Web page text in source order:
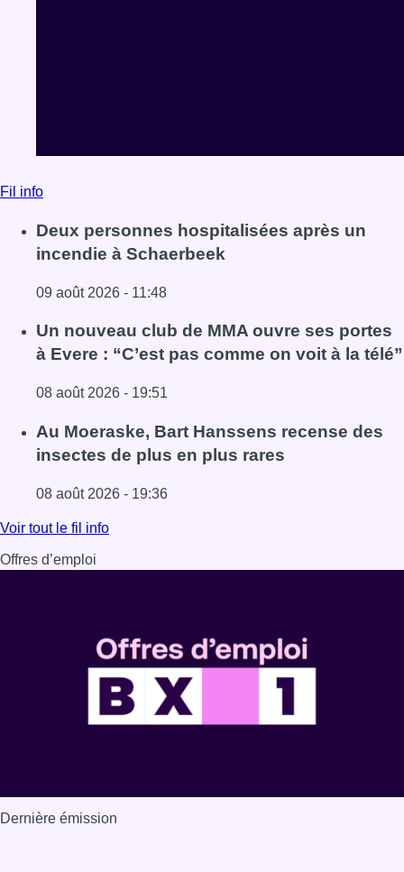
Fil info
Deux personnes hospitalisées après un
incendie à Schaerbeek
09 août 2026 - 11:48
Lire l'article Deux personnes hospitalisées après un
Un nouveau club de MMA ouvre ses portes
à Evere : “C’est pas comme on voit à la télé”
08 août 2026 - 19:51
Lire l'article Un nouveau club de MMA ouvre ses portes à
Au Moeraske, Bart Hanssens recense des
insectes de plus en plus rares
08 août 2026 - 19:36
Lire l'article Au Moeraske, Bart Hanssens recense des
Voir tout le fil info
Offres d’emploi
Dernière émission